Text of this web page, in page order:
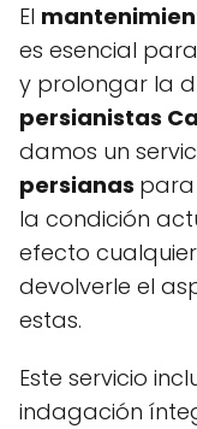
El
es esencial
y prolongar la
persianistas
damos un
persianas para
la condición
efecto
devolverle el
estas.
Este servicio
indagación